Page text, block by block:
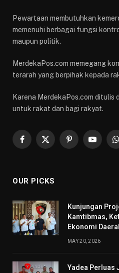
Pewartaan membutuhkan
memenuhi berbagai fungsi
maupun politik.
MerdekaPos.com memegang
terarah yang berpihak kepada
Karena MerdekaPos.com ditulis
untuk rakat dan bagi rakyat.
Facebook
X
PinterestYouTube
OUR PICKS
Kunjungan
Kamtibmas,
Ekonomi
MAY 20, 2026
Yadea Perluas